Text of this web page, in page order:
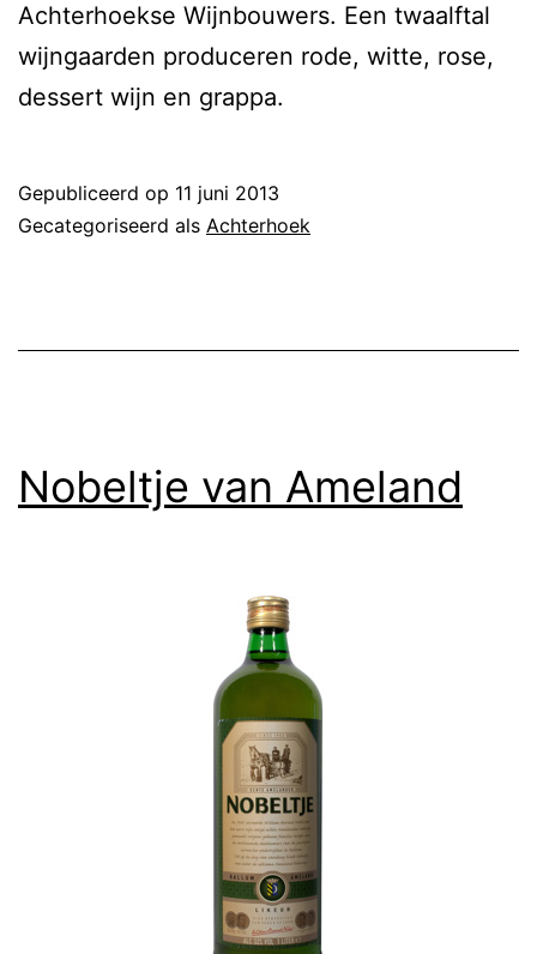
Achterhoekse Wijnbouwers. Een twaalftal
wijngaarden produceren rode, witte, rose,
dessert wijn en grappa.
Gepubliceerd op 11 juni 2013
Gecategoriseerd als Achterhoek
Nobeltje van Ameland